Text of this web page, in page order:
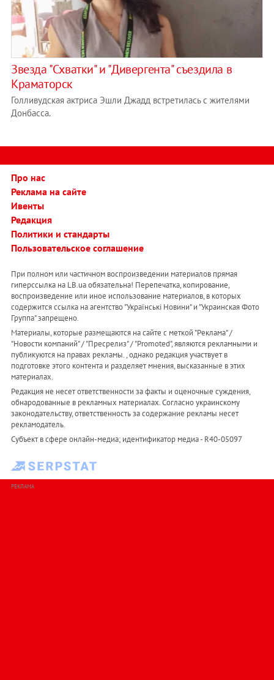
Звезда "Схватки" и "Дивергента" съездила в
Краматорск
Голливудская актриса Эшли Джадд встретилась с жителями
Донбасса.
Про нас
Реклама на сайте
Ивенты
Редакция
Политики и стандарты
Пользовательское соглашение
При полном или частичном воспроизведении материалов прямая
гиперссылка на LB.ua обязательна! Перепечатка, копирование,
воспроизведение или иное использование материалов, в которых
содержится ссылка на агентство "Українськi Новини" и "Украинская Фото
Группа" запрещено.
Материалы, которые размещаются на сайте с меткой "Реклама" /
"Новости компаний" / "Пресрелиз" / "Promoted", являются рекламными и
публикуются на правах рекламы. , однако редакция участвует в
подготовке этого контента и разделяет мнения, высказанные в этих
материалах.
Редакция не несет ответственности за факты и оценочные суждения,
обнародованные в рекламных материалах. Согласно украинскому
законодательству, ответственность за содержание рекламы несет
рекламодатель.
Субъект в сфере онлайн-медиа; идентификатор медиа - R40-05097
РЕКЛАМА